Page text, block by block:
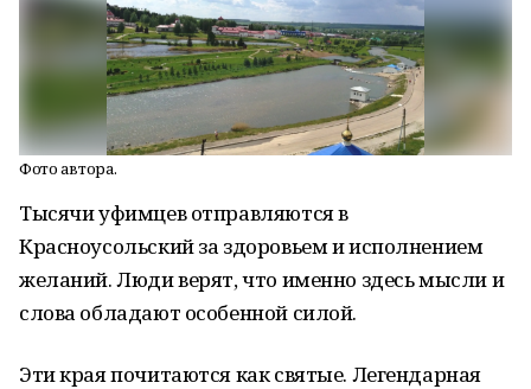
Фото автора.
Тысячи уфимцев отправляются в
Красноусольский за здоровьем и исполнением
желаний. Люди верят, что именно здесь мысли и
слова обладают особенной силой.
Эти края почитаются как святые. Легендарная